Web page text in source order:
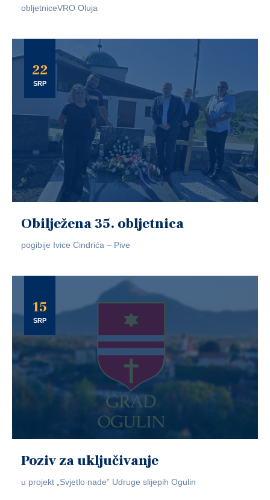
obljetniceVRO Oluja
22
SRP
Obilježena 35. obljetnica
pogibije Ivice Cindrića – Pive
15
SRP
Poziv za uključivanje
u projekt „Svjetlo nade” Udruge slijepih Ogulin